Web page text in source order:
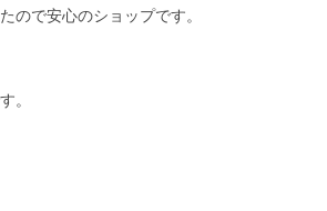
ので安心のショップです。
。